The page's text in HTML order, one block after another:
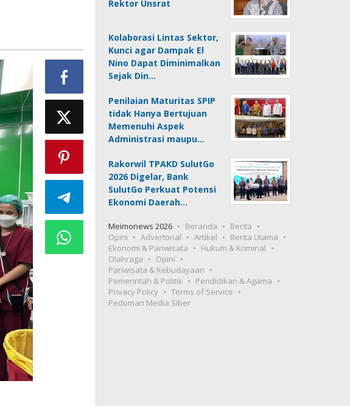
Rektor Unsrat
Kolaborasi Lintas Sektor,
Kunci agar Dampak El
Nino Dapat Diminimalkan
Sejak Din…
Penilaian Maturitas SPIP
tidak Hanya Bertujuan
Memenuhi Aspek
Administrasi maupu…
Rakorwil TPAKD SulutGo
2026 Digelar, Bank
SulutGo Perkuat Potensi
Ekonomi Daerah…
Meimonews 2026 Beranda
Berita
Opini
Advertorial Artikel
Berita Utama
Ekonomi & Pariwisata
Hukum & Kriminal
Olahraga
Opini
Pariwisata & Kebudayaan
Pemerintah & Politik
Pendidikan & Agama
Privacy Policy
Terms of Service
Pedoman Media Siber